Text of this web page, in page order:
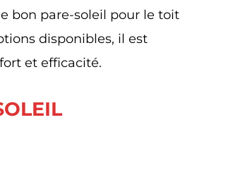
bon pare-soleil pour le toit
disponibles, il est
et efficacité.